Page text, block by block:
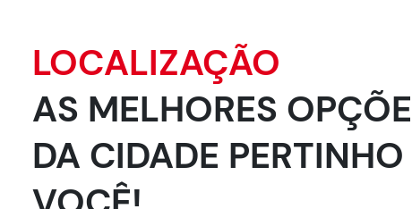
LOCALIZAÇÃO
AS MELHORES
DA CIDADE PERTINHO